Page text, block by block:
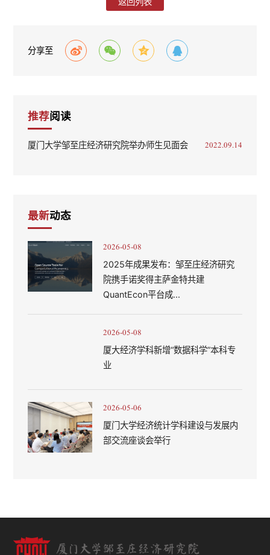
分享至
推荐阅读
厦门大学邹至庄经济研究院举办师生见面会 2022.09.14
最新动态
2026-05-08
2025年成果发布：邹至庄经济研究
院携手诺奖得主萨金特共建
QuantEcon平台成...
2026-05-08
厦大经济学科新增“数据科学”本科专
业
2026-05-06
厦门大学经济统计学科建设与发展内
部交流座谈会举行